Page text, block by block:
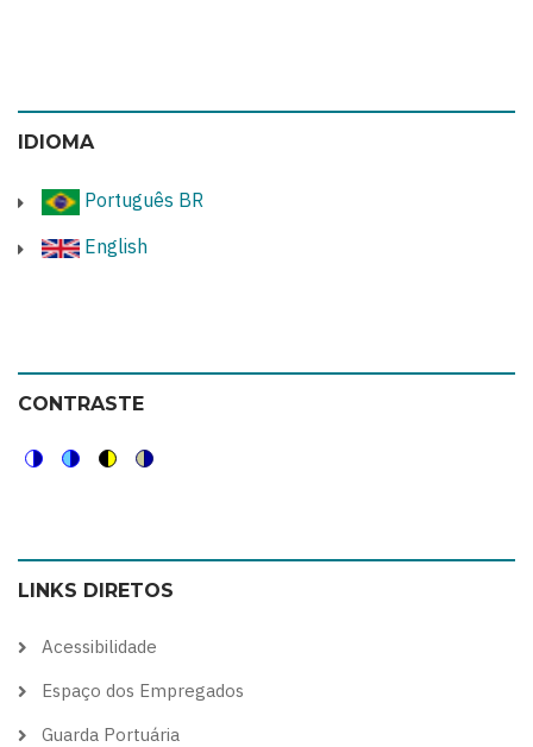
IDIOMA
Português BR
English
CONTRASTE
color
theme
blue
theme
high
visibility
soft
theme
LINKS DIRETOS
Acessibilidade
Espaço dos Empregados
Guarda Portuária